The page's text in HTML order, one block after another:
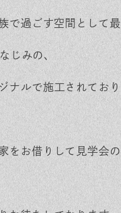
で過ごす空間として
じみの、
ナルで施工されてお
をお借りして見学会